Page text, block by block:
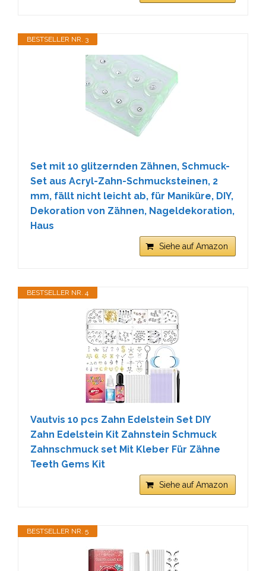
BESTSELLER NR. 3
Set mit 10 glitzernden Zähnen, Schmuck-
Set aus Acryl-Zahn-Schmucksteinen, 2
mm, fällt nicht leicht ab, für Maniküre, DIY,
Dekoration von Zähnen, Nageldekoration,
Haus
Siehe auf Amazon
BESTSELLER NR. 4
Vautvis 10 pcs Zahn Edelstein Set DIY
Zahn Edelstein Kit Zahnstein Schmuck
Zahnschmuck set Mit Kleber Für Zähne
Teeth Gems Kit
Siehe auf Amazon
BESTSELLER NR. 5